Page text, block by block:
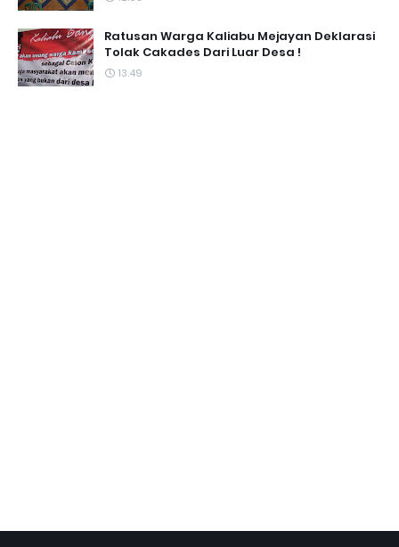
Ratusan Warga Kaliabu Mejayan Deklarasi
Tolak Cakades Dari Luar Desa !
13.49